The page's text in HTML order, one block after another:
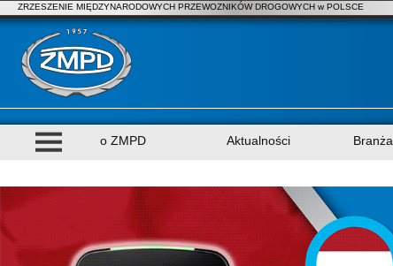
ZRZESZENIE MIĘDZYNARODOWYCH PRZEWOZNIKÓW DROGOWYCH w POLSCE
o ZMPD Aktualności Branża